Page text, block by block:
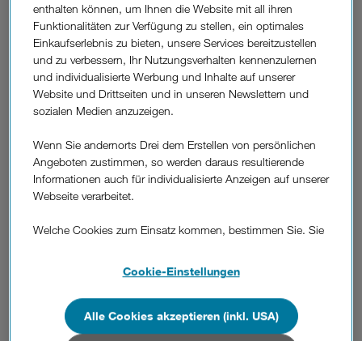
DREI BLOG
Weihnachtsessen aus aller Welt: Das
enthalten können, um Ihnen die Website mit all ihren
Funktionalitäten zur Verfügung zu stellen, ein optimales
Einkaufserlebnis zu bieten, unsere Services bereitzustellen
und zu verbessern, Ihr Nutzungsverhalten kennenzulernen
und individualisierte Werbung und Inhalte auf unserer
Website und Drittseiten und in unseren Newslettern und
sozialen Medien anzuzeigen.
Wenn Sie andernorts Drei dem Erstellen von persönlichen
Angeboten zustimmen, so werden daraus resultierende
Informationen auch für individualisierte Anzeigen auf unserer
Webseite verarbeitet.
Welche Cookies zum Einsatz kommen, bestimmen Sie. Sie
Details und alle Optionen finden Sie unter „Cookie-
Wenn Sie allen Cookies zustimmen, werden auch Cookies
von Drittanbietern verarbeitet, die Ihre Daten in Ländern
Cookie-Einstellungen
Alle Cookies akzeptieren (inkl. USA)